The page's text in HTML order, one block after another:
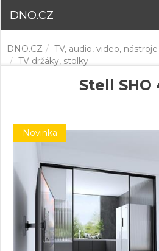
DNO.CZ
DNO.CZ TV, audio, video, nástroje
TV držáky, stolky
Stell SHO
Novinka